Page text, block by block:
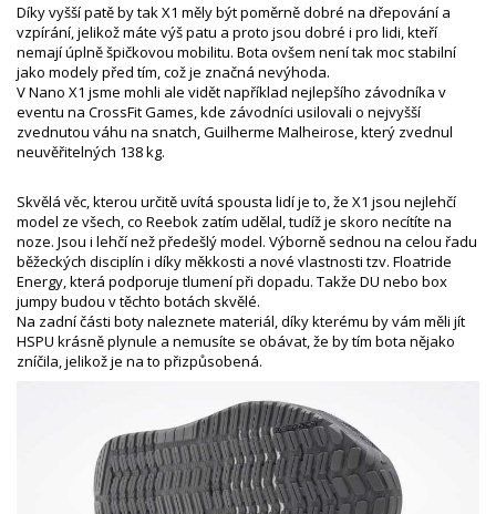
Díky vyšší patě by tak X1 měly být poměrně dobré na dřepování a
vzpírání, jelikož máte výš patu a proto jsou dobré i pro lidi, kteří
nemají úplně špičkovou mobilitu. Bota ovšem není tak moc stabilní
jako modely před tím, což je značná nevýhoda.
V Nano X1 jsme mohli ale vidět například nejlepšího závodníka v
eventu na CrossFit Games, kde závodníci usilovali o nejvyšší
zvednutou váhu na snatch, Guilherme Malheirose, který zvednul
neuvěřitelných 138 kg.
Skvělá věc, kterou určitě uvítá spousta lidí je to, že X1 jsou nejlehčí
model ze všech, co Reebok zatím udělal, tudíž je skoro necítíte na
noze. Jsou i lehčí než předešlý model. Výborně sednou na celou řadu
běžeckých disciplín i díky měkkosti a nové vlastnosti tzv. Floatride
Energy, která podporuje tlumení při dopadu. Takže DU nebo box
jumpy budou v těchto botách skvělé.
Na zadní části boty naleznete materiál, díky kterému by vám měli jít
HSPU krásně plynule a nemusíte se obávat, že by tím bota nějako
zníčila, jelikož je na to přizpůsobená.